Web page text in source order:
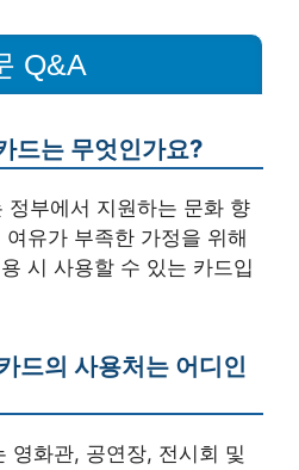
Q&A
드는 무엇인가요?
정부에서 지원하는 문화 향
유가 부족한 가정을 위해
시 사용할 수 있는 카드입
드의 사용처는 어디인
영화관, 공연장, 전시회 및